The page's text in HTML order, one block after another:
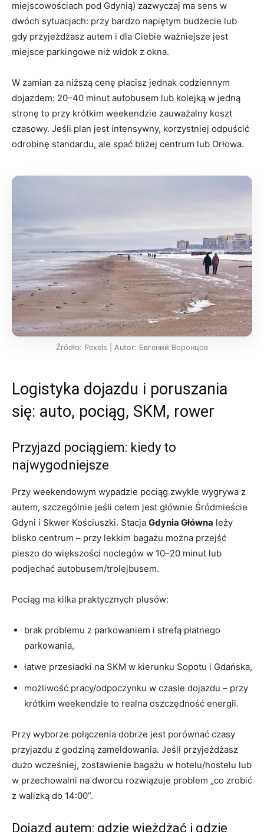
miejscowościach pod Gdynią) zazwyczaj ma sens w
dwóch sytuacjach: przy bardzo napiętym budżecie lub
gdy przyjeżdżasz autem i dla Ciebie ważniejsze jest
miejsce parkingowe niż widok z okna.
W zamian za niższą cenę płacisz jednak codziennym
dojazdem: 20–40 minut autobusem lub kolejką w jedną
stronę to przy krótkim weekendzie zauważalny koszt
czasowy. Jeśli plan jest intensywny, korzystniej odpuścić
odrobinę standardu, ale spać bliżej centrum lub Orłowa.
Źródło: Pexels | Autor: Евгений Воронцов
Logistyka dojazdu i poruszania
się: auto, pociąg, SKM, rower
Przyjazd pociągiem: kiedy to
najwygodniejsze
Przy weekendowym wypadzie pociąg zwykle wygrywa z
autem, szczególnie jeśli celem jest głównie Śródmieście
Gdyni i Skwer Kościuszki. Stacja Gdynia Główna leży
blisko centrum – przy lekkim bagażu można przejść
pieszo do większości noclegów w 10–20 minut lub
podjechać autobusem/trolejbusem.
Pociąg ma kilka praktycznych plusów:
brak problemu z parkowaniem i strefą płatnego
parkowania,
łatwe przesiadki na SKM w kierunku Sopotu i Gdańska,
możliwość pracy/odpoczynku w czasie dojazdu – przy
krótkim weekendzie to realna oszczędność energii.
Przy wyborze połączenia dobrze jest porównać czasy
przyjazdu z godziną zameldowania. Jeśli przyjeżdżasz
dużo wcześniej, zostawienie bagażu w hotelu/hostelu lub
w przechowalni na dworcu rozwiązuje problem „co zrobić
z walizką do 14:00”.
Dojazd autem: gdzie wjeżdżać i gdzie